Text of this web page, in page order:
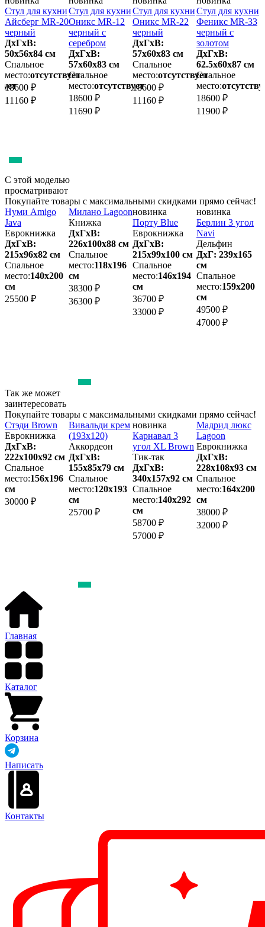
Стул для кухни
Айсберг MR-20
черный
ДхГхВ:
50х56x84 см
Спальное
место:отсутствует
18600 ₽
11160 ₽
Стул для кухни
Оникс MR-12
черный с
серебром
ДхГхВ:
57х60x83 см
Спальное
место:отсутствует
18600 ₽
11690 ₽
Стул для кухни
Оникс MR-22
черный
ДхГхВ:
57х60x83 см
Спальное
место:отсутствует
18600 ₽
11160 ₽
Стул для кухни
Феникс MR-33
черный с
золотом
ДхГхВ:
62.5х60x87 см
Спальное
место:
18600 ₽
11900 ₽
С этой моделью
просматривают
Покупайте товары с максимальными скидками прямо сейчас!
Нуми Amigo
Java
Еврокнижка
ДхГхВ:
215х96x82 см
Спальное
место:140х200
см
25500 ₽
Милано Lagoon
Книжка
ДхГхВ:
226х100x88 см
Спальное
место:118х196
см
38300 ₽
36300 ₽
новинка
Порту Blue
Еврокнижка
ДхГхВ:
215х99x100 см
Спальное
место:146х194
см
36700 ₽
33000 ₽
новинка
Берлин 3 угол
Navi
Дельфин
ДхГ: 239х165
см
Спальное
место:159х200
см
49500 ₽
47000 ₽
Так же может
заинтересовать
Покупайте товары с максимальными скидками прямо сейчас!
Стэди Brown
Еврокнижка
ДхГхВ:
222х100x92 см
Спальное
место:156х196
см
30000 ₽
Вивальди крем
(193х120)
Аккордеон
ДхГхВ:
155х85x79 см
Спальное
место:120х193
см
25700 ₽
новинка
Карнавал 3
угол XL Brown
Тик-так
ДхГхВ:
340х157x92 см
Спальное
место:140х292
см
58700 ₽
57000 ₽
Мадрид люкс
Lagoon
Еврокнижка
ДхГхВ:
228х108x93 см
Спальное
место:164х200
см
38000 ₽
32000 ₽
Главная
Каталог
Корзина
Написать
Контакты